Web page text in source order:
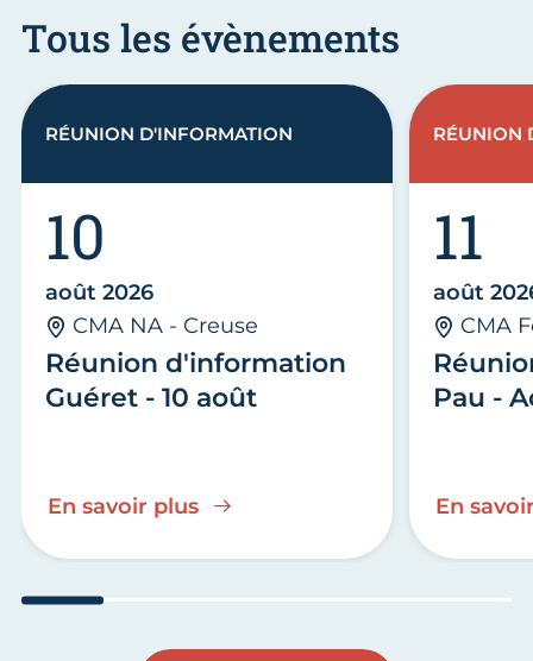
Tous les évènements
Réunion d'information
Guéret - 10 août
10
août 2026
CMA NA - Creuse
En savoir plus
RÉUNION D'INFORMATION
Pau -
11
août
CMA
En
RÉUNION